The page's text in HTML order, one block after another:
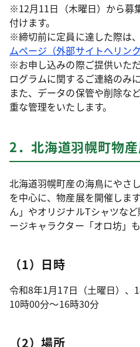
※12月11日（木曜日）から募
付けます。
※締切前に定員に達した際は
ムページ（外部サイトへリンク
※お申し込みの際ご提供いた
ログラムに関するご連絡のみ
また、データの保管や削除な
重な管理をいたします。
2．北海道羽幌町物
北海道羽幌町産の海鳥にやさ
を中心に、物産展を開催しま
ん」やオリジナルTシャツな
ージキャラクター「オロ坊」
（1）日時
令和8年1月17日（土曜日）、
10時00分～16時30分
（2）場所